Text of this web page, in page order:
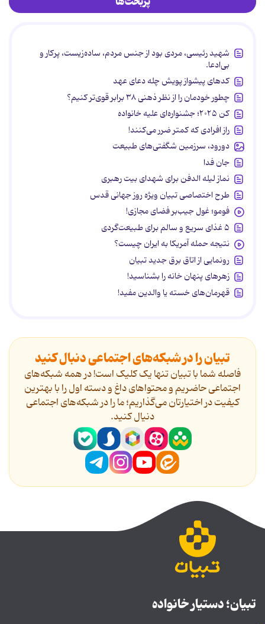
شهید رئیسی، مردی بود از جنس مردم، ساده‌زیست، پرکار و
بی‌ادعا.
کدهای پیشواز پویش چله دعای عهد
چطور خودمان را از نظر ذهنی ۳۸ برابر قوی‌تر کنیم؟
کن ۲۰۲۵؛ جشنواره‌ای علیه خانواده
راز افرادی که کمتر ضرر می‌کنند!
دورود، سرزمین شگفتی‌های طبیعت
جان فدا
نماز لیله الدفن برای شهدای بیت رهبری
طرح اختصاصی تبیان ویژه روز جهانی قدس
فومو؛ غول جیب‌بر فضای مجازی!
۵ غذای سریع و سالم برای طبیعت‌گردی
نتیجه حمله آمریکا به ایران چیست؟
رونمایی از اتاق برق جدید تبیان
زهرهای پنهان خانه را بشناسید!
قهرمان‌های خسته یا والدین مفید!
تبیان را در شبکه‌های اجتماعی دنبال کنید
فاصله شما با تبیان تنها یک کلیک است! در همه شبکه‌های
اجتماعی حاضریم و محتواهای داغ و دسته اول را با بهترین
کیفیت در اختیارتان می‌گذاریم؛ ما را در شبکه‌های اجتماعی
دنیال کنید.
تبیان؛ دستیار خانواده